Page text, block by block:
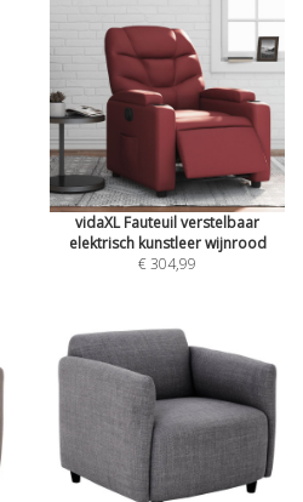
vidaXL Fauteuil verstelbaar
elektrisch kunstleer wijnrood
€ 304,99